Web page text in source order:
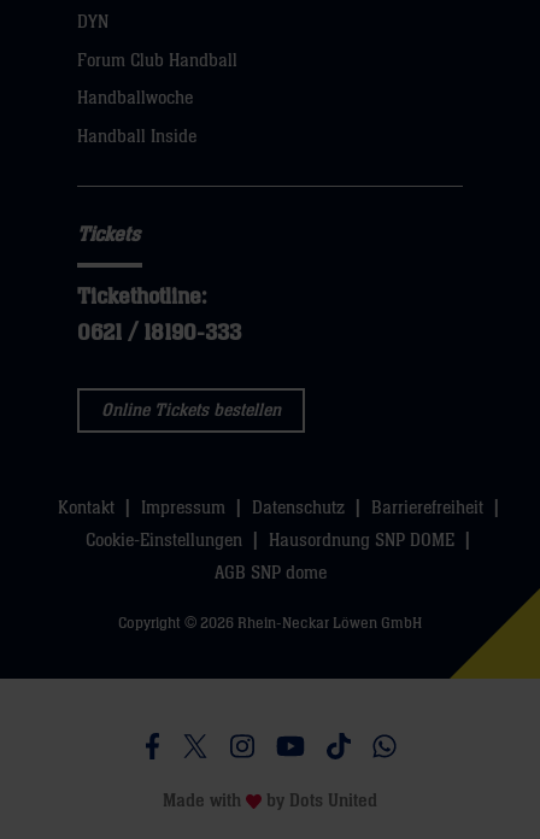
öffnen,
dann
klicken
DYN
Forum Club Handball
Handballwoche
Handball Inside
Tickets
Tickethotline:
0621 / 18190-333
Online Tickets bestellen
Kontakt Impressum Datenschutz
Barrierefreiheit
Cookie-Einstellungen
Hausordnung SNP DOME
AGB SNP dome
Copyright © 2026 Rhein-Neckar Löwen GmbH
Besucht uns auf Facebook
Besucht uns auf Twitter
Besucht uns auf Instagram
Besucht uns auf Youtube
Besucht uns auf
Besucht uns auf
Made with by Dots United